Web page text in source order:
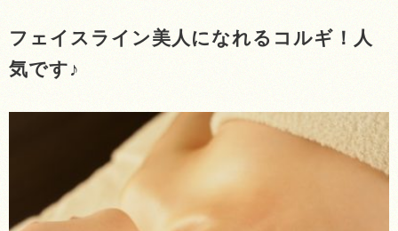
フェイスライン美人になれるコルギ！人
気です♪